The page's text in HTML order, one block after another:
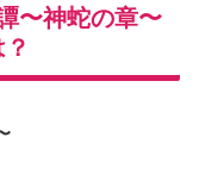
〜神蛇の章〜